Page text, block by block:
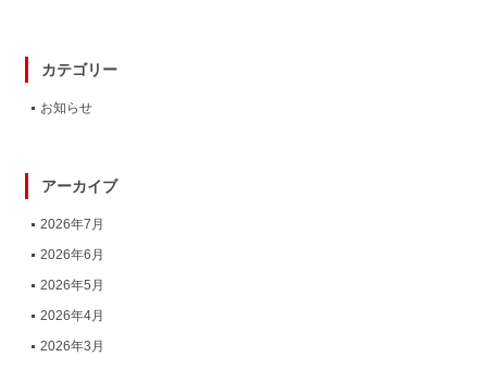
カテゴリー
お知らせ
アーカイブ
2026年7月
2026年6月
2026年5月
2026年4月
2026年3月